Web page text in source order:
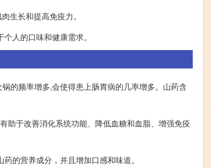
生长和提高免疫力。
人的口味和健康需求。
的频率增多,会使得患上肠胃病的几率增多。山药含
助于改善消化系统功能、降低血糖和血脂、增强免疫
的营养成分，并且增加口感和味道。